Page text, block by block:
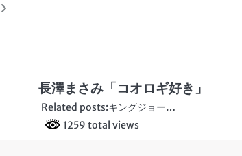
長澤まさみ「コオロギ好き」
Related posts:キングジョー…
1259 total views